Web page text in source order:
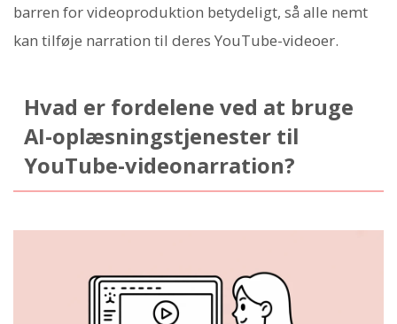
barren for videoproduktion betydeligt, så alle nemt
kan tilføje narration til deres YouTube-videoer.
Hvad er fordelene ved at bruge
AI-oplæsningstjenester til
YouTube-videonarration?